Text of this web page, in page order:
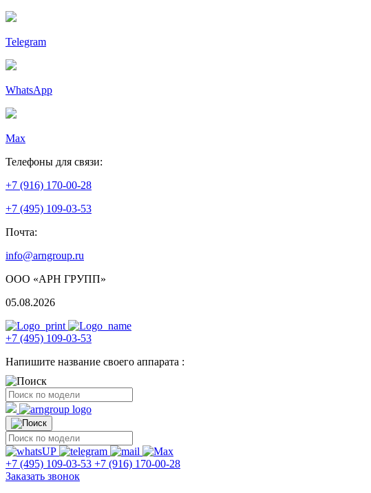
Telegram
WhatsApp
Max
Телефоны для связи:
+7 (916) 170-00-28
+7 (495) 109-03-53
Почта:
info@arngroup.ru
ООО «АРН ГРУПП»
05.08.2026
+7 (495) 109-03-53
Напишите название своего аппарата :
+7 (495) 109-03-53 +7 (916) 170-00-28
Заказать звонок